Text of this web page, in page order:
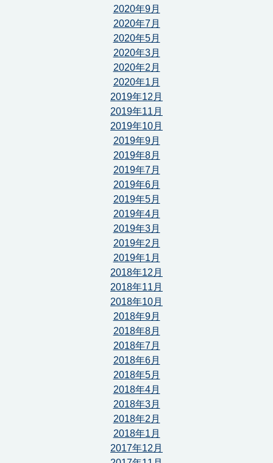
2020年9月
2020年7月
2020年5月
2020年3月
2020年2月
2020年1月
2019年12月
2019年11月
2019年10月
2019年9月
2019年8月
2019年7月
2019年6月
2019年5月
2019年4月
2019年3月
2019年2月
2019年1月
2018年12月
2018年11月
2018年10月
2018年9月
2018年8月
2018年7月
2018年6月
2018年5月
2018年4月
2018年3月
2018年2月
2018年1月
2017年12月